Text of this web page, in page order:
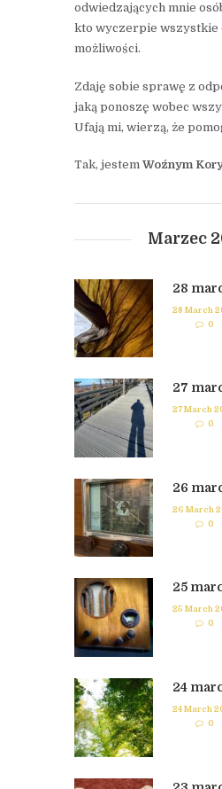
odwiedzających mnie
kto wyczerpie wszystkie
możliwości.
Zdaję sobie sprawę z
jaką ponoszę wobec
Ufają mi, wierzą, że
Tak, jestem Woźnym
Marzec
28
28 March
0
27
27 March
0
26
26 March
0
25
25 March
0
24
24 March
0